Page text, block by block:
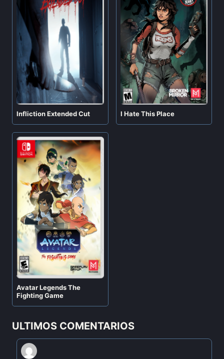
Infliction Extended Cut I Hate This Place
Avatar Legends The
Fighting Game
ULTIMOS COMENTARIOS